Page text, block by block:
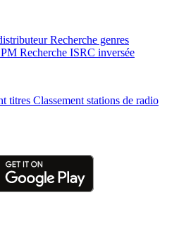
Recherche genres
Recherche ISRC inversée
titres Classement stations de radio